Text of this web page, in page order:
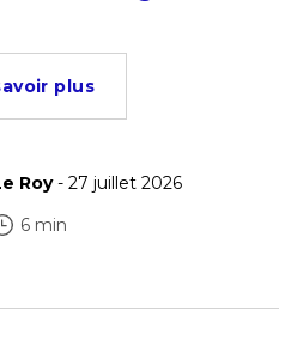
plus
Roy- 27 juillet 2026
6 min